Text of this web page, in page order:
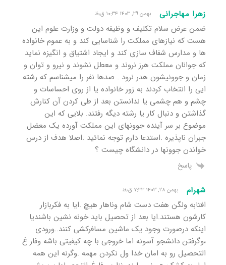
زهرا مهاجرانی بهمن ۲۹, ۱۴۰۳ ۱۰:۳۴ ق٫ظ
ضمن عرض سلام تکلیف و وظیفه دولت و وزارت علوم این
هست که نیازهای مملکت را شناسایی کند و به عموم خانواده
ها و مدارس شفاف سازی کند و ایجاد اشتیاق و انگیزه نماید
که جوانان مملکت هرز نروند و معطل نشوند و نیرو و توان و
زمان و جوونیشون هدر نرود . صدها نفر را میشناسم که رشته
ایی را انتخاب کردند به زور خانواده یا از روی احساسات و
چشم و هم چشمی یا ندانستن بعد از طی کردن آن کنارش
گذاشتن و دنبال کار یا رشته دیگه رفتند. ‌بلایی که این
موضوع بر سر آینده جوونهای این مملکت آورده یک معضل
جبران ناپذیره .استدعا دارم توجه نمائید ‌.اصلا هدف از درس
خواندن جوونها در دانشگاه چیست ؟
پاسخ
شهرام بهمن ۲۸, ۱۴۰۳ ۷:۳۳ ق٫ظ
افتابه ولگن هفت دست شام وناهار هیچ .ایا به فکربازار
کارشون هستند.ایا بعد از تحصیل باید خونه نشین باشندیا
اینکه درصورت وجود یک ماشین مسافرکشی کنند..ورودی
،وگرفتن دانشجو آسونه اما خروجی با چه کیفیتی باشه وفار غ
التحصیل رو به امان خدا ول نکردن مهمه .وگرنه این همه